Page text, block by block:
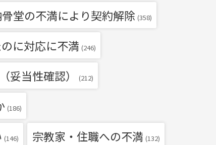
堂の不満により契約解除 (358)
に対応に不満 (246)
妥当性確認） (212)
(186)
(146) 宗教家・住職への不満 (132)